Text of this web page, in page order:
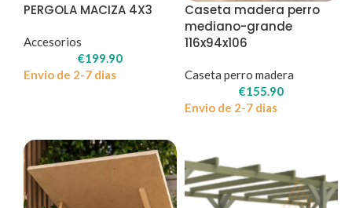
PERGOLA MACIZA 4X3
Accesorios
€199.90
Envio de 2-7 dias
Caseta madera perro
mediano-grande
116x94x106
Caseta perro madera
€155.90
Envio de 2-7 dias